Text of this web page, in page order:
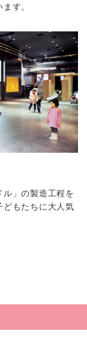
す。
」の製造工程を
もたちに大人気